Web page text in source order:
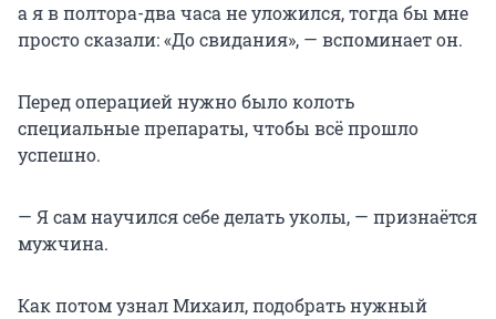
а я в полтора-два часа не уложился, тогда бы мне
просто сказали: «До свидания», — вспоминает он.
Перед операцией нужно было колоть
специальные препараты, чтобы всё прошло
успешно.
— Я сам научился себе делать уколы, — признаётся
мужчина.
Как потом узнал Михаил, подобрать нужный